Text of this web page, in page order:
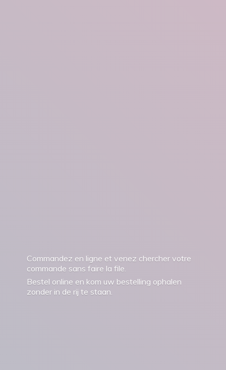
Commandez en ligne et venez chercher votre
commande sans faire la file.
Bestel online en kom uw bestelling ophalen
zonder in de rij te staan.